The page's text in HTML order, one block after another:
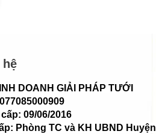
hệ
DOANH GIẢI PHÁP TƯỚI
09/06/2016
Phòng TC và KH UBND Huyện